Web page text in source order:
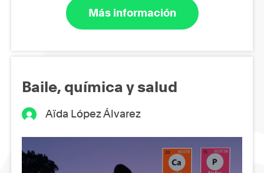
Más información
Baile, química y salud
Aïda López Álvarez